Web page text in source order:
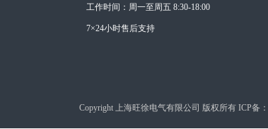
工作时间：周一至周五 8:30-18:00
7×24小时售后支持
Copyright 上海旺徐电气有限公司 版权所有 ICP备：